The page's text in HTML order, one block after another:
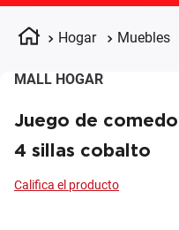
Hogar Muebles
MALL HOGAR
Juego de
4 sillas cobalto
4. apple